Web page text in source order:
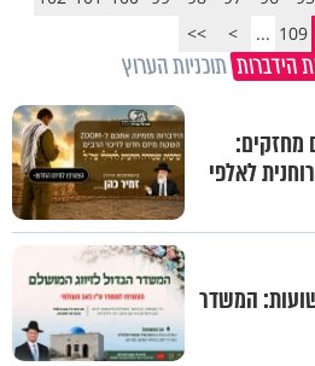
109
...
>
>>
הידברות תוכניות הערוץ
מחזקים:
לאלפי
המשדר